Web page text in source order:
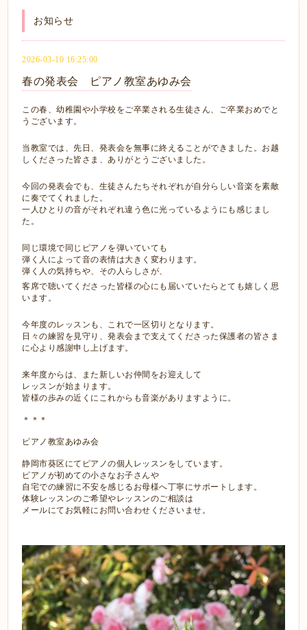
お知らせ
2026-03-10 16:25:00
春の発表会 ピアノ教室あゆみ会
この春、幼稚園や小学校をご卒業される生徒さん、ご卒業おめでと
うございます。
当教室では、先日、発表会を無事に終えることができました。お越
しくださった皆さま、ありがとうございました。
今回の発表会でも、生徒さんたち それぞれが自分らしい音楽を素敵
に奏でてくれました。
一人ひとりの音がそれぞれ違う色に光っているようにも感じまし
た。
同じ環境で同じピアノを弾いていても
弾く人によって音の表情は大きく変わります。
弾く人の気持ちや、その人らしさが、
客席で聴いてくださった皆様の心にも届いていたらとても嬉しく思
います。
今年度のレッスンも、これで一区切りとなります。
日々の練習を見守り、発表会まで支えてくださった保護者の皆さま
に心より感謝申し上げます。
来年度からは、また新しいお仲間をお迎えして
レッスンが始まります。
皆様の歩みの近くにこれからも音楽がありますように。
＊＊＊
ピアノ教室あゆみ会
静岡市葵区にてピアノの個人レッスンをしています。
ピアノが初めての小さなお子さんや
自宅での練習に不安を感じるお母様へ丁寧にサポートします。
体験レッスンのご希望やレッスンのご相談は
メールにてお気軽にお問い合わせくださいませ。